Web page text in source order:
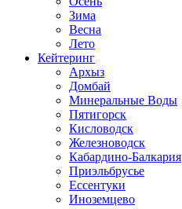
Зима
Весна
Лето
Кейтеринг
Архыз
Домбай
Минеральные Воды
Пятигорск
Кисловодск
Железноводск
Кабардино-Балкария
Приэльбрусье
Ессентуки
Иноземцево